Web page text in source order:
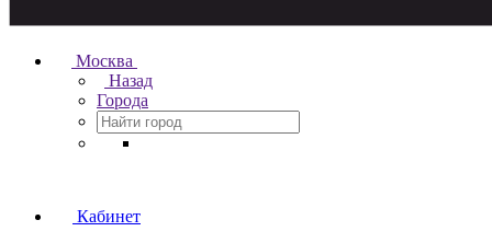
Москва
Назад
Города
Кабинет